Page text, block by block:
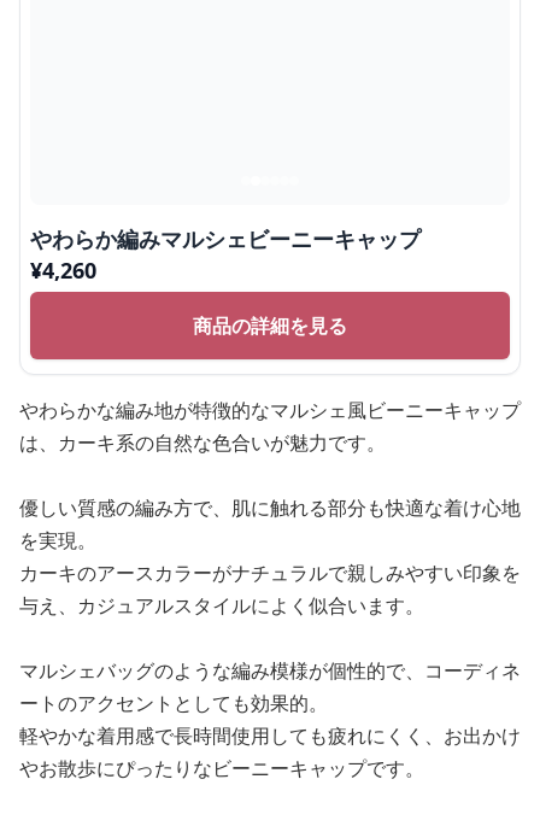
やわらか編みマルシェビーニーキャップ
¥4,260
商品の詳細を見る
やわらかな編み地が特徴的なマルシェ風ビーニーキャップ
は、カーキ系の自然な色合いが魅力です。
優しい質感の編み方で、肌に触れる部分も快適な着け心地
を実現。
カーキのアースカラーがナチュラルで親しみやすい印象を
与え、カジュアルスタイルによく似合います。
マルシェバッグのような編み模様が個性的で、コーディネ
ートのアクセントとしても効果的。
軽やかな着用感で長時間使用しても疲れにくく、お出かけ
やお散歩にぴったりなビーニーキャップです。